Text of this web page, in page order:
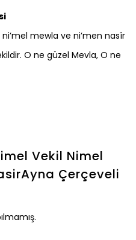
mewla ve ni’men nasîr
O ne güzel Mevla, O ne
Vekil Nimel
Çerçeveli